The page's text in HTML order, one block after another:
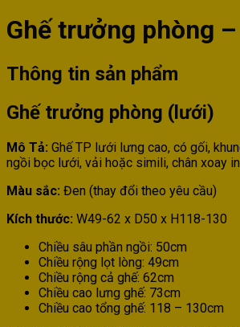
Ghế trưởng phòng
Thông tin sản phẩm
Ghế trưởng phòng (lưới)
Mô Tả: Ghế TP lưới lưng cao, có gối,
ngồi bọc lưới, vải hoặc simili, chân xoay
Màu sắc: Đen (thay đổi theo yêu cầu)
Kích thước: W49-62 x D50 x H118-130
Chiều sâu phần ngồi: 50cm
Chiều rộng lọt lòng: 49cm
Chiều rộng cả ghế: 62cm
Chiều cao lưng ghế: 73cm
Chiều cao tổng ghế: 118 – 130cm